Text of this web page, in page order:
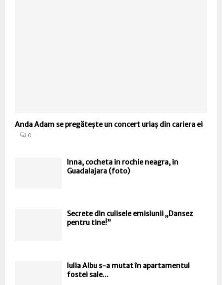
Anda Adam se pregătește un concert uriaș din cariera ei
0
Inna, cocheta in rochie neagra, in
Guadalajara (foto)
Secrete din culisele emisiunii „Dansez
pentru tine!”
Iulia Albu s-a mutat în apartamentul
fostei sale...